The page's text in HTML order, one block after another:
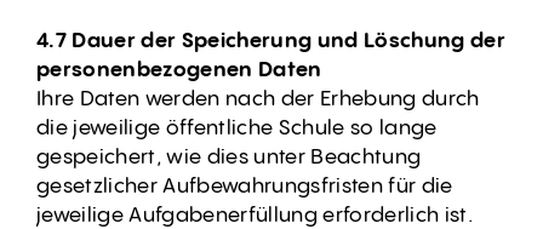
4.7 Dauer der Speicherung und Löschung der
personenbezogenen Daten
Ihre Daten werden nach der Erhebung durch
die jeweilige öffentliche Schule so lange
gespeichert, wie dies unter Beachtung
gesetzlicher Aufbewahrungsfristen für die
jeweilige Aufgabenerfüllung erforderlich ist.